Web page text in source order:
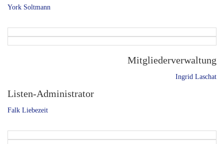
York Soltmann
Mitgliederverwaltung
Ingrid Laschat
Listen-Administrator
Falk Liebezeit